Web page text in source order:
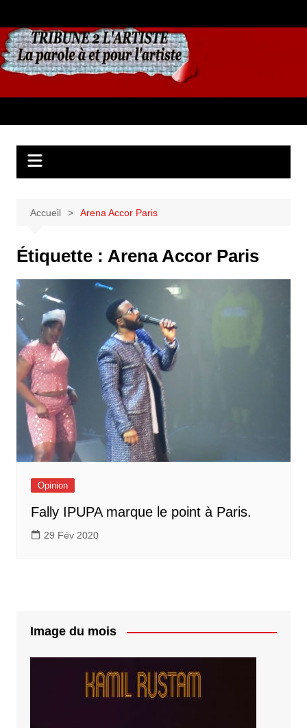
au
contenu
Accueil Arena Accor Paris
Étiquette : Arena Accor Paris
Opinion
Fally IPUPA marque le point à Paris.
29 Fév 2020
Image du mois